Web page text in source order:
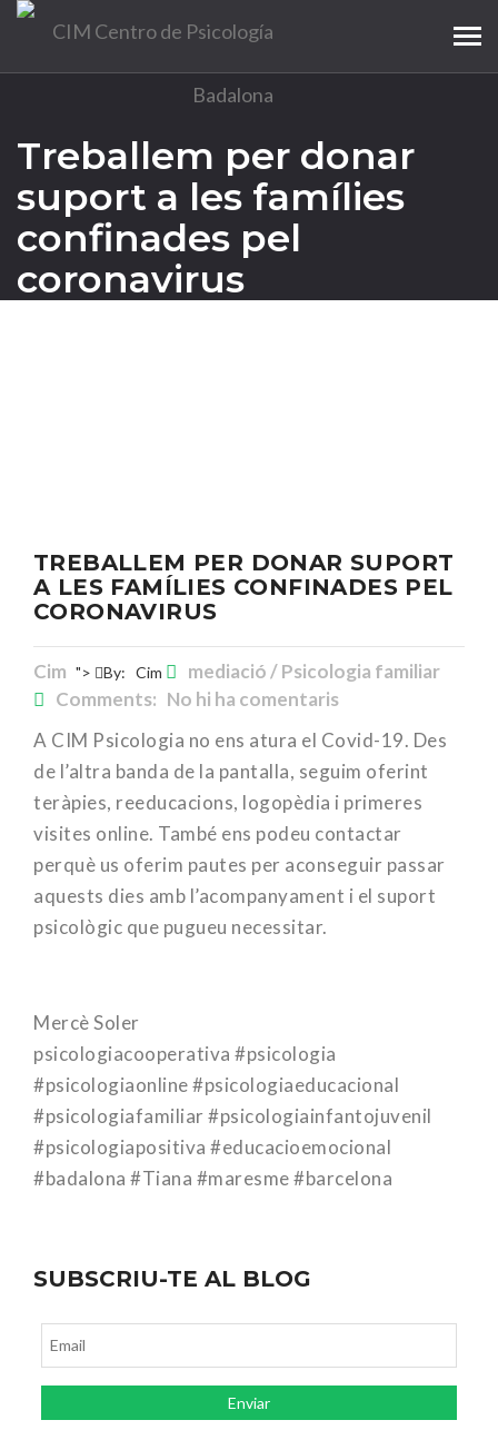
Treballem per donar
suport a les famílies
confinades pel
coronavirus
TREBALLEM PER DONAR SUPORT
A LES FAMÍLIES CONFINADES PEL
CORONAVIRUS
Cim "> By: Cim
mediació / Psicologia familiar
Comments: No hi ha comentaris
A CIM Psicologia no ens atura el Covid-19. Des
de l’altra banda de la pantalla, seguim oferint
teràpies, reeducacions, logopèdia i primeres
visites online. També ens podeu contactar
perquè us oferim pautes per aconseguir passar
aquests dies amb l’acompanyament i el suport
psicològic que pugueu necessitar.
Mercè Soler
psicologiacooperativa #psicologia
#psicologiaonline #psicologiaeducacional
#psicologiafamiliar #psicologiainfantojuvenil
#psicologiapositiva #educacioemocional
#badalona #Tiana #maresme #barcelona
SUBSCRIU-TE AL BLOG